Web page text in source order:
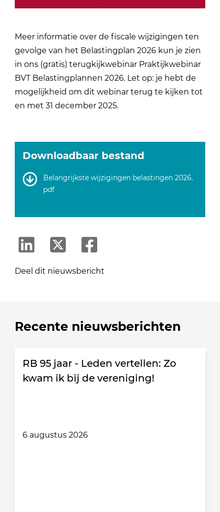
Meer informatie over de fiscale wijzigingen ten
gevolge van het Belastingplan 2026 kun je zien
in ons (gratis) terugkijkwebinar Praktijkwebinar
BVT Belastingplannen 2026. Let op: je hebt de
mogelijkheid om dit webinar terug te kijken tot
en met 31 december 2025.
Downloadbaar bestand
Belangrijkste wijzigingen belastingen 2026.
pdf
Deel dit nieuwsbericht
Recente nieuwsberichten
RB 95 jaar - Leden vertellen: Zo
kwam ik bij de vereniging!
6 augustus 2026